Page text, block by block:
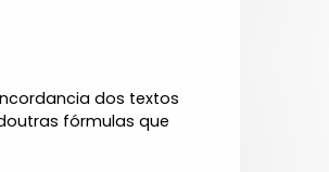
dos textos
fórmulas que